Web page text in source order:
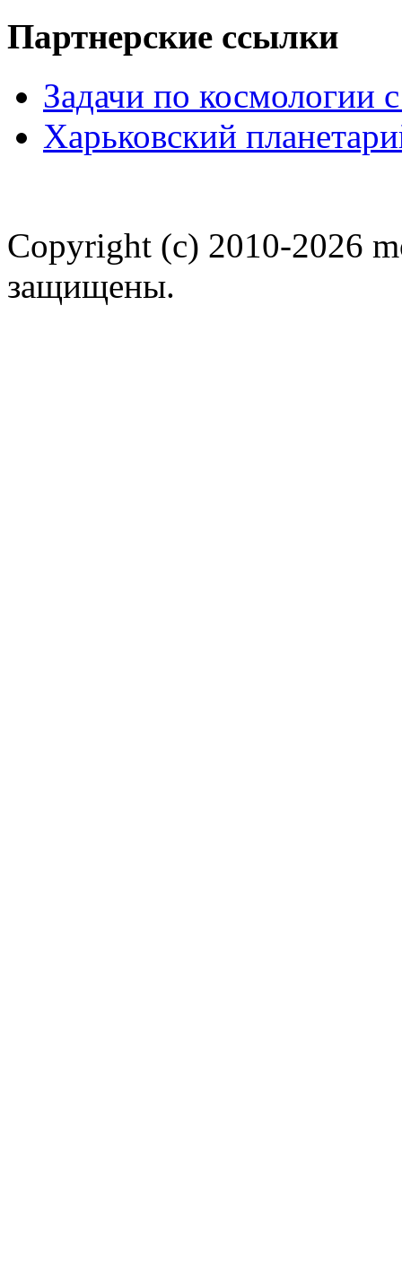
Партнерские ссылки
Задачи по космологии
Харьковский
Copyright (c) 2010-2026
защищены.